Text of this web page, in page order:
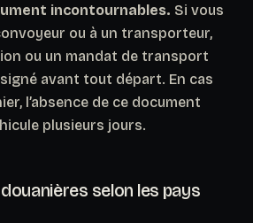
incontournables. Si vous
ou à un transporteur,
ou un mandat de transport
avant tout départ. En cas
l’absence de ce document
plusieurs jours.
selon les pays